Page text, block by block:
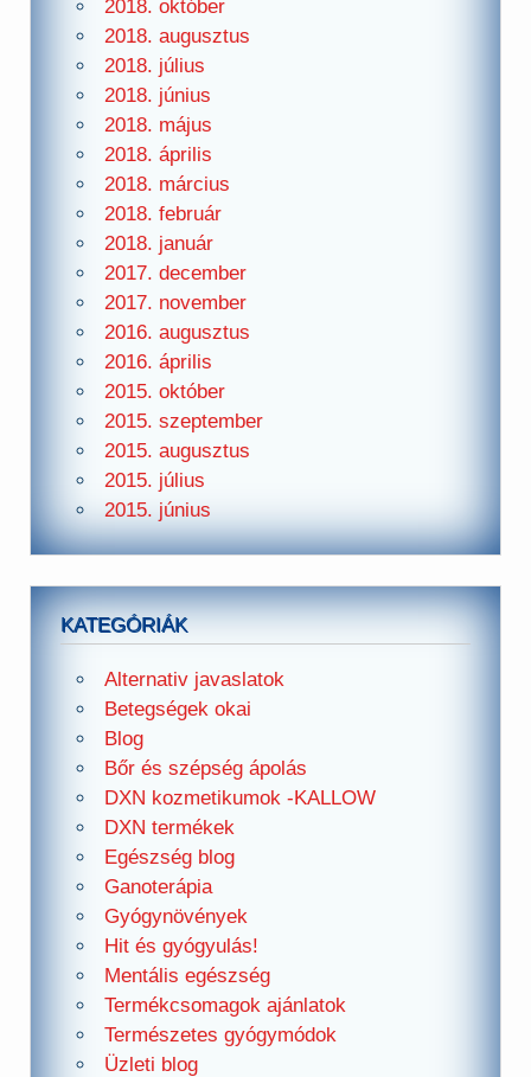
2018. október
2018. augusztus
2018. július
2018. június
2018. május
2018. április
2018. március
2018. február
2018. január
2017. december
2017. november
2016. augusztus
2016. április
2015. október
2015. szeptember
2015. augusztus
2015. július
2015. június
KATEGÓRIÁK
Alternativ javaslatok
Betegségek okai
Blog
Bőr és szépség ápolás
DXN kozmetikumok -KALLOW
DXN termékek
Egészség blog
Ganoterápia
Gyógynövények
Hit és gyógyulás!
Mentális egészség
Termékcsomagok ajánlatok
Természetes gyógymódok
Üzleti blog